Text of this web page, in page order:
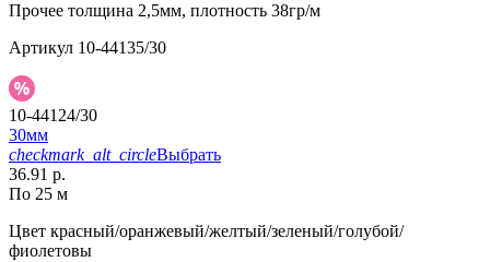
Прочее толщина 2,5мм, плотность 38гр/м
Артикул 10-44135/30
10-44124/30
30мм
checkmark_alt_circleВыбрать
36.91 р.
По 25 м
Цвет красный/оранжевый/желтый/зеленый/голубой/
фиолетовы